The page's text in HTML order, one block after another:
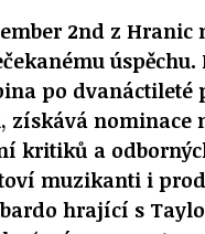
2nd z Hranic
úspěchu.
po dvanáctileté
získává nominace
kritiků a
muzikanti i
hrající s